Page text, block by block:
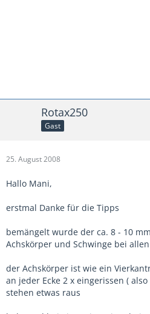
Rotax250
Gast
25. August 2008
Hallo Mani,
erstmal Danke für die Tipps
bemängelt wurde der ca. 8 - 10
Achskörper und Schwinge bei
der Achskörper ist wie ein
an jeder Ecke 2 x eingerissen (
stehen etwas raus